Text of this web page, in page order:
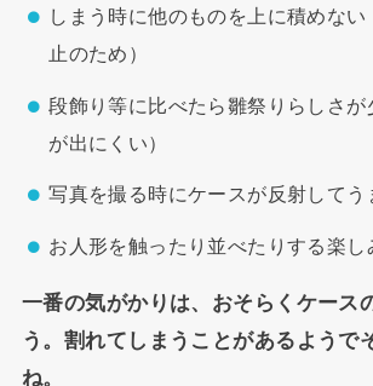
しまう時に他のものを上に積めな
止のため）
段飾り等に比べたら雛祭りらしさが
が出にくい）
写真を撮る時にケースが反射してう
お人形を触ったり並べたりする楽し
一番の気がかりは、おそらくケース
う。割れてしまうことがあるようで
ね。